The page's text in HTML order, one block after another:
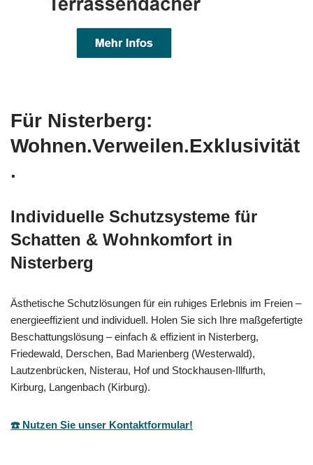
Für Nisterberg:
Wohnen.Verweilen.Exklusivität
.
Individuelle Schutzsysteme für
Schatten & Wohnkomfort in
Nisterberg
Ästhetische Schutzlösungen für ein ruhiges Erlebnis im Freien –
energieeffizient und individuell. Holen Sie sich Ihre maßgefertigte
Beschattungslösung – einfach & effizient in Nisterberg,
Friedewald, Derschen, Bad Marienberg (Westerwald),
Lautzenbrücken, Nisterau, Hof und Stockhausen-Illfurth,
Kirburg, Langenbach (Kirburg).
☎️ Nutzen Sie unser Kontaktformular!